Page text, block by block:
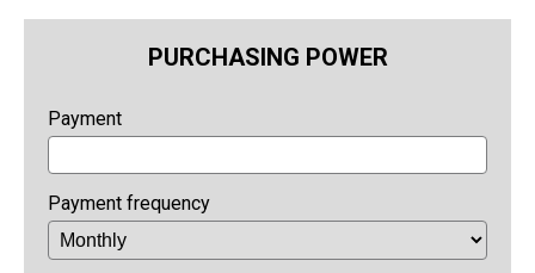
PURCHASING POWER
Payment
Payment frequency